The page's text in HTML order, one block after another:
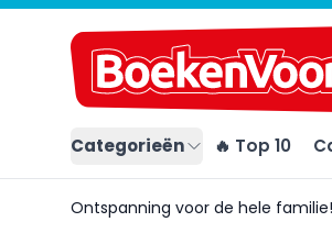
Categorieën 🔥 Top 10
Ontspanning voor de hele familie!